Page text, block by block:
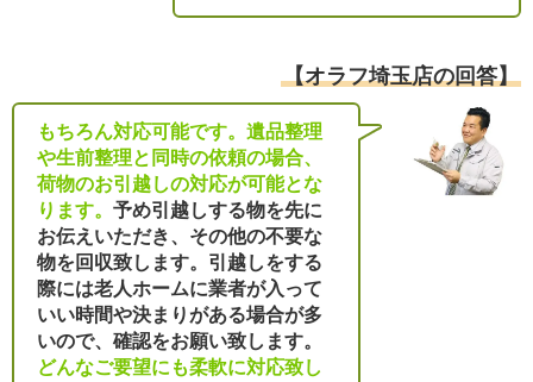
【オラフ埼玉店の回答】
もちろん対応可能です。遺品整理
や生前整理と同時の依頼の場合、
荷物のお引越しの対応が可能とな
ります。 予め引越しする物を先に
お伝えいただき、その他の不要な
物を回収致します。引越しをする
際には老人ホームに業者が入って
いい時間や決まりがある場合が多
いので、確認をお願い致します。
どんなご要望にも柔軟に対応致し